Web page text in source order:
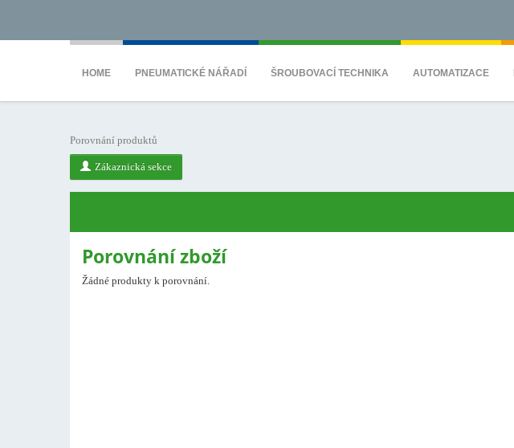
HOME PNEUMATICKÉ NÁŘADÍ ŠROUBOVACÍ TECHNIKA AUTOMATIZACE
Porovnání produktů
Zákaznická sekce
Porovnání zboží
Žádné produkty k porovnání.